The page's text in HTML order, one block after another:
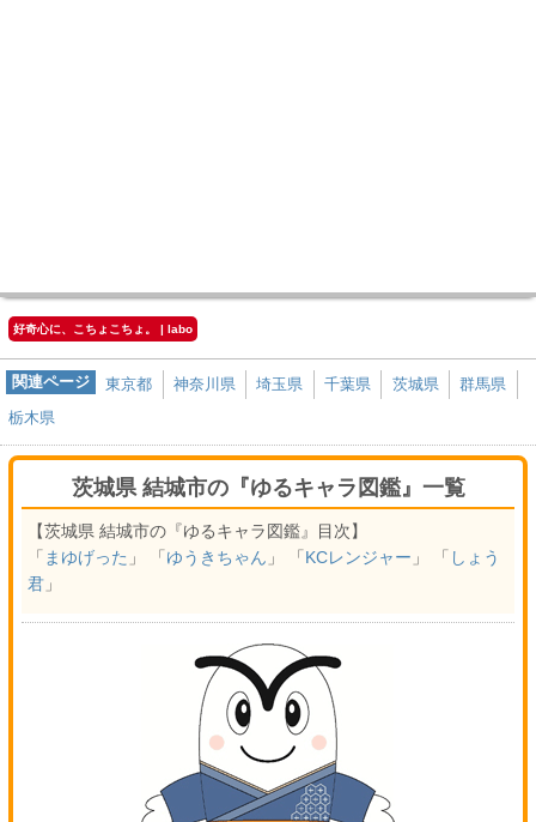
好奇心に、こちょこちょ。 | labo
関連ページ 東京都 神奈川県 埼玉県 千葉県 茨城県
群馬県
栃木県
茨城県 結城市の『ゆるキャラ図鑑』一覧
【茨城県 結城市の『ゆるキャラ図鑑』目次】
「 まゆげった 」 「 ゆうきちゃん 」 「 KCレンジャー 」 「 しょう
君」